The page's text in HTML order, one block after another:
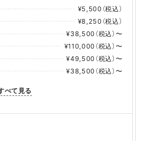
¥5,500（税込）
¥8,250（税込）
¥38,500（税込）〜
¥110,000（税込）〜
¥49,500（税込）〜
¥38,500（税込）〜
べて見る